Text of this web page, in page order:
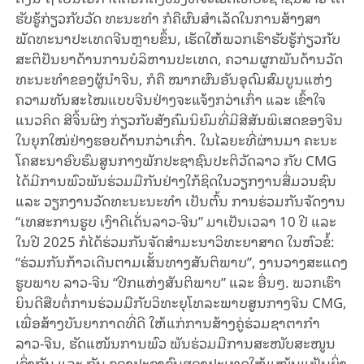
ຮັບ​ຮູ້​ກ່ຽວ​ກັບວັດ ທະນະທໍາ ກໍຄືຜົນສໍາເລັດໃນການສ້າງສາ
ພັດທະນາ​ປະເທດ​ຈີນຫຼາຍຂຶ້ນ, ເຮັດໃຫ້ພວກ​ເຮົາ​ຮັບ​ຮູ້​ກ່ຽວ​ກັບ​
ສະ​ຕິ​ປັນ​ຍາ​ດ້ານ​ການ​ບໍ​ລິ​ຫານ​ປະ​ເທດ​, ຄວາມ​ຜູກ​ພັນ​ດ້ານ​ວັດ​
ທະ​ນະ​ທຳຂອງ​ຜູ້​ນຳ​ຈີນ, ກໍ​ຄື ໝາກ​ຜົນ​ອັນ​ອຸ​ດົມ​ສົມ​ບູນ​ແຫ່ງ​
ຄວາມ​ທັນ​ສະ​ໄໝ​ແບບ​ຈີນຢ່າງ​ຈະ​ແຈ້ງກວ່າ​ເກົ່າ ແລະ ເຂົ້າ​ໃຈ​
ແນວ​ຄິດ​ ສີ​ຈິ້ນ​ຜິງ ​ກ່ຽວ​ກັບ​ສັງ​ຄົມ​ນິ​ຍົມ​ທີ່​ມີ​ສີ​ສັນ​ພິ​ເສດ​ຂອງ​ຈີນ​
ໃນ​ຍຸກ​ໃໝ່​ຢ່າງ​ຮອບ​ດ້ານກວ່າ​ເກົ່າ. ໃນໄລຍະທີ່ຜ່ານມາ ຄະ​ນະ​
ໂຄ​ສະ​ນາ​ອົບ​ຮົມ​ສູນ​ກາງ​ພັກ​ປ​ະ​ຊາ​ຊົນ​ປະ​ຕິ​ວັດ​ລາວ​ ກັບ CMG
ໄດ້ມີການພົວພັນຮ່ວມມືກັນ​ຢ່າງ​ໃກ້​ຊິດໃນວຽກງານສື່ມວນຊົນ
ແລະ ວຽກງານວັດທະນະນະທໍາ ເປັນຕົ້ນ ການຮ່ວມກັນຈັດງານ
“ເທສະການຮູບ ເງົາດີເດັ່ນລາວ-ຈີນ” ​ມາ​ເປັນ​ເວ​ລາ 10 ປີ ແລະ
ໃນປີ 2025 ກໍໄດ້​ຮ່ວມ​ກັນ​ຈັດ​​ສຳ​ມະ​ນາວິ​ທະ​ຍາ​ສາດ ໃນຫົວຂໍ້:
“ຮ່ວມ​ກັນ​ກ້າວ​ເດີນ​ຕາມເສັ້ນ​ທາງ​ສັນ​ຕິ​ພາບ”, ງານ​ວາງ​ສະ​ແດງ
ຮູບ​ພາບ ລາວ-​ຈີນ “ປີກ​ແຫ່ງ​ສັນ​ຕິ​ພາບ” ແລະ​ ອື່ນໆ. ພວກ​ເຮົາ​
ຍິນ​ດີ​ສືບ​ຕໍ່​​ການ​ຮ່ວມ​ມື​ກັບ​ວິ​ທະ​ຍຸ​ໂທ​ລະ​ພາບ​ສູນ​ກາງ​ຈີນ CMG,
ເພື່ອສ້າງ​ບັນ​ຍາ​ກາດ​ທີ່​ດີ​ ໃຫ້​ແກ່​ການ​ສ້າງ​ຄູ່​ຮ່ວມ​ຊາ​ຕາ​ກຳ ​
ລາວ-ຈີນ, ຮັດ​ແໜ້ນ​ການພົວ ພັນຮ່ວມມືການ​ສະ​ໜັບ​ສະ​ໜູນ